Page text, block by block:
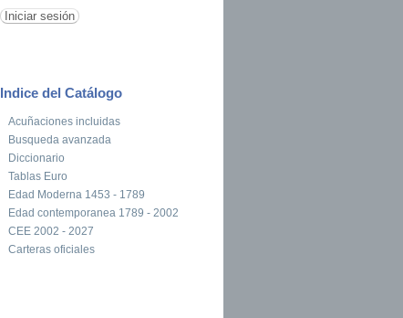
Indice del Catálogo
Acuñaciones incluidas
Busqueda avanzada
Diccionario
Tablas Euro
Edad Moderna 1453 - 1789
Edad contemporanea 1789 - 2002
CEE 2002 - 2027
Carteras oficiales